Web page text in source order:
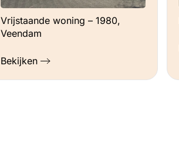
Vrijstaande woning – 1980,
Veendam
Bekijken